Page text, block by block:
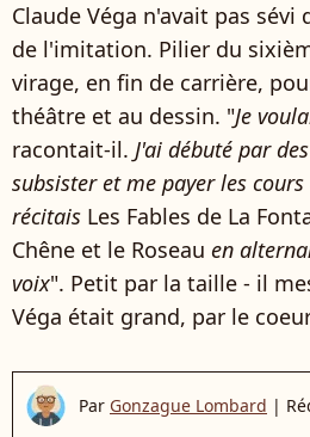
Claude Véga n'avait pas
de l'imitation. Pilier du
virage, en fin de carrière,
théâtre et au dessin. "Je
racontait-il. J'ai débuté par
subsister et me payer les
récitais Les Fables de La
Chêne et le Roseau en
voix". Petit par la taille - il
Véga était grand, par le
Par Gonzague Lombard |